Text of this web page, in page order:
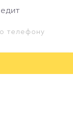
телефону